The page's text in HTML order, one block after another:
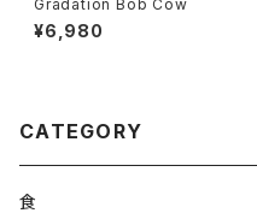
Gradation Bob Cow
¥6,980
CATEGORY
食